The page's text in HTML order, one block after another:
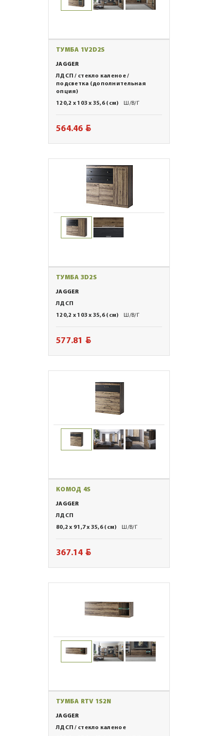
ТУМБА 1V2D2S
JAGGER
ЛДСП / стекло каленое /
подсветка (дополнительная
опция)
120,2 x 103 x 35,6 (см)
Ш/В/Г
564.46 BYN
ТУМБА 3D2S
JAGGER
ЛДСП
120,2 x 103 x 35,6 (см)
Ш/В/Г
577.81 BYN
КОМОД 4S
JAGGER
ЛДСП
80,2 x 91,7 x 35,6 (см)
Ш/В/Г
367.14 BYN
ТУМБА RTV 1S2N
JAGGER
ЛДСП / стекло каленое